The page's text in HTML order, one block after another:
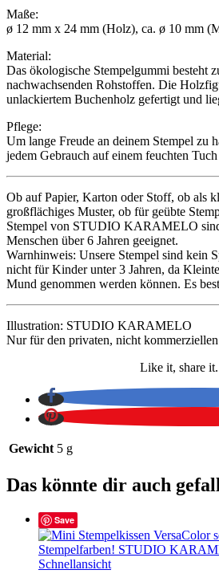
Maße:
ø 12 mm x 24 mm (Holz), ca. ø 10 mm
Material:
Das ökologische Stempelgummi besteht
nachwachsenden Rohstoffen. Die
unlackiertem Buchenholz gefertigt und
Pflege:
Um lange Freude an deinem Stempel zu
jedem Gebrauch auf einem feuchten
Ob auf Papier, Karton oder Stoff, ob als
großflächiges Muster, ob für geübte
Stempel von STUDIO KARAMELO
Menschen über 6 Jahren geeignet.
Warnhinweis: Unsere Stempel sind kein
nicht für Kinder unter 3 Jahren, da
Mund genommen werden können. Es
Illustration: STUDIO KARAMELO
Nur für den privaten, nicht
Like it, share it.
Gewicht 5 g
Das könnte dir auch
Save
Schnellansicht